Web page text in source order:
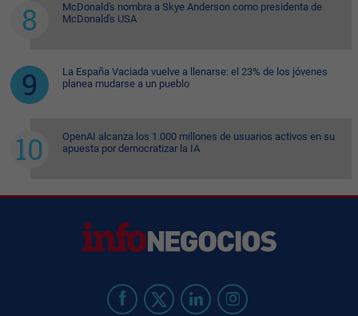
McDonald's nombra a Skye Anderson como presidenta de
McDonald's USA
La España Vaciada vuelve a llenarse: el 23% de los jóvenes
planea mudarse a un pueblo
OpenAI alcanza los 1.000 millones de usuarios activos en su
apuesta por democratizar la IA